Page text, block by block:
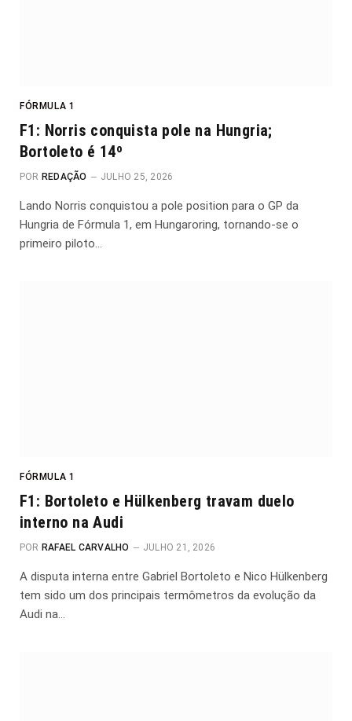
FÓRMULA 1
F1: Norris conquista pole na Hungria;
Bortoleto é 14º
POR REDAÇÃO JULHO 25, 2026
Lando Norris conquistou a pole position para o GP da
Hungria de Fórmula 1, em Hungaroring, tornando-se o
primeiro piloto…
FÓRMULA 1
F1: Bortoleto e Hülkenberg travam duelo
interno na Audi
POR RAFAEL CARVALHO JULHO 21, 2026
A disputa interna entre Gabriel Bortoleto e Nico Hülkenberg
tem sido um dos principais termômetros da evolução da
Audi na…